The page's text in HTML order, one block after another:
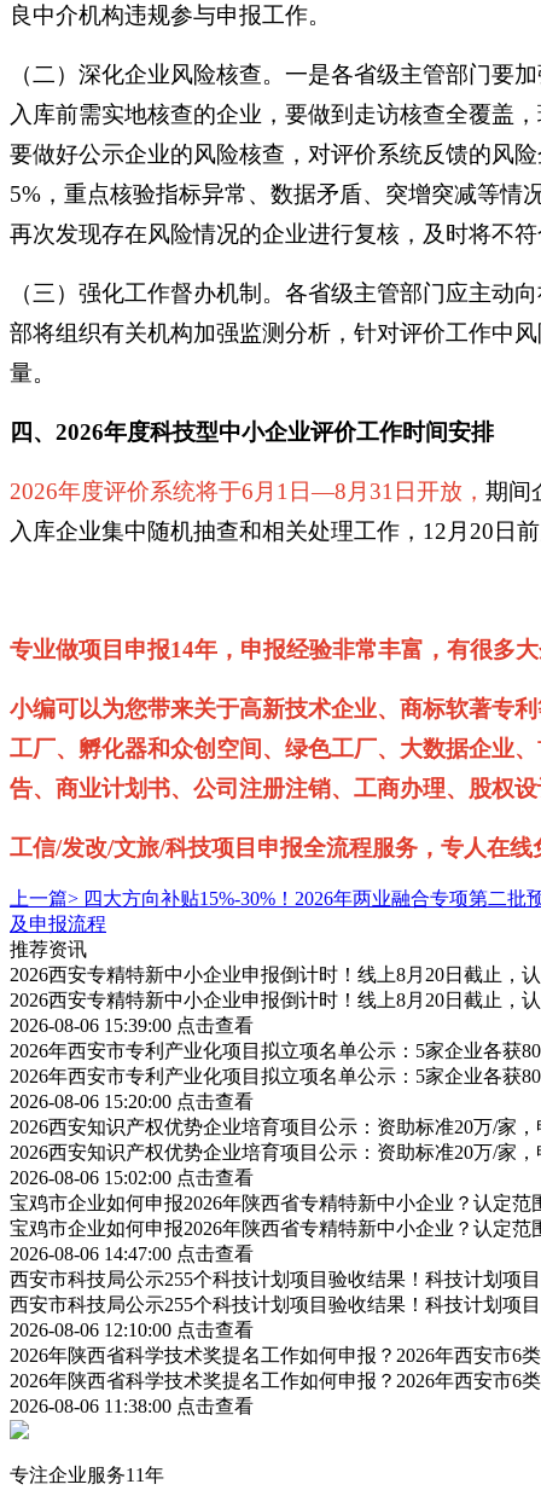
良中介机构违规参与申报工作。
（二）深化企业风险核查。一是各省级主管部门要
入库前需实地核查的企业，要做到走访核查全覆盖
要做好公示企业的风险核查，对评价系统反馈的风
5%，重点核验指标异常、数据矛盾、突增突减等
再次发现存在风险情况的企业进行复核，及时将不
（三）强化工作督办机制。各省级主管部门应主动
部将组织有关机构加强监测分析，针对评价工作中
量。
四、2026年度科技型中小企业评价工作时间安排
2026年度评价系统将于6月1日—8月31日开放， 期间
入库企业集中随机抽查和相关处理工作，12月20日
专业做项目申报14年，申报经验非常丰富，有很多
小编可以为您带来关于高新技术企业、商标软著专
工厂、孵化器和众创空间、绿色工厂、大数据企业
告、商业计划书、公司注册注销、工商办理、股权
工信/发改/文旅/科技项目申报全流程服务，专人在
上一篇> 四大方向补贴15%-30%！2026年两业融合专项第二
及申报流程
推荐资讯
2026西安专精特新中小企业申报倒计时！线上8月20日截止，
2026西安专精特新中小企业申报倒计时！线上8月20日截止，
2026-08-06 15:39:00 点击查看
2026年西安市专利产业化项目拟立项名单公示：5家企业各获
2026年西安市专利产业化项目拟立项名单公示：5家企业各获
2026-08-06 15:20:00 点击查看
2026西安知识产权优势企业培育项目公示：资助标准20万/家
2026西安知识产权优势企业培育项目公示：资助标准20万/家
2026-08-06 15:02:00 点击查看
宝鸡市企业如何申报2026年陕西省专精特新中小企业？认定
宝鸡市企业如何申报2026年陕西省专精特新中小企业？认定
2026-08-06 14:47:00 点击查看
西安市科技局公示255个科技计划项目验收结果！科技计划项
西安市科技局公示255个科技计划项目验收结果！科技计划项
2026-08-06 12:10:00 点击查看
2026年陕西省科学技术奖提名工作如何申报？2026年西安市6
2026年陕西省科学技术奖提名工作如何申报？2026年西安市6
2026-08-06 11:38:00 点击查看
专注企业服务11年